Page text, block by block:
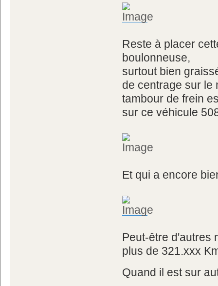
Reste à placer
boulonneuse,
surtout bien
de centrage sur le
tambour de frein
sur ce véhicule
Et qui a encore
Peut-être d'autres
plus de 321.xxx
Quand il est sur